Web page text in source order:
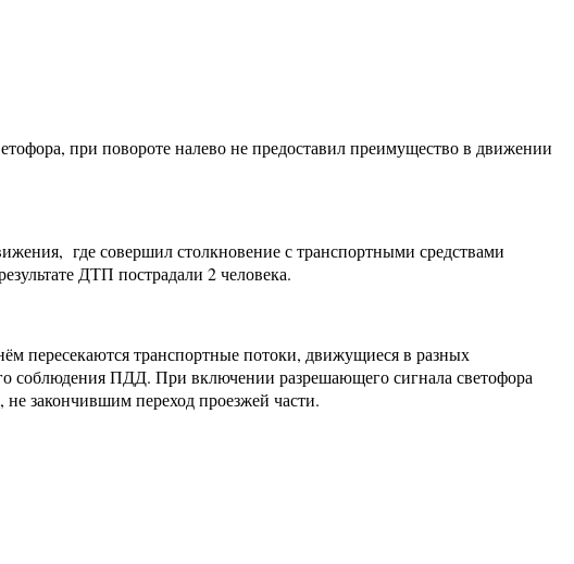
при повороте налево не предоставил преимущество в движении
где совершил столкновение с транспортными средствами
ДТП пострадали 2 человека.
пересекаются транспортные потоки, движущиеся в разных
соблюдения ПДД. При включении разрешающего сигнала светофора
закончившим переход проезжей части.